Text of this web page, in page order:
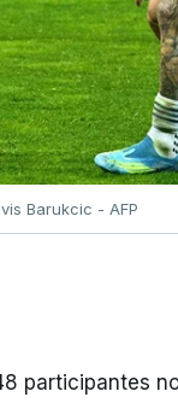
Barukcic - AFP
participantes